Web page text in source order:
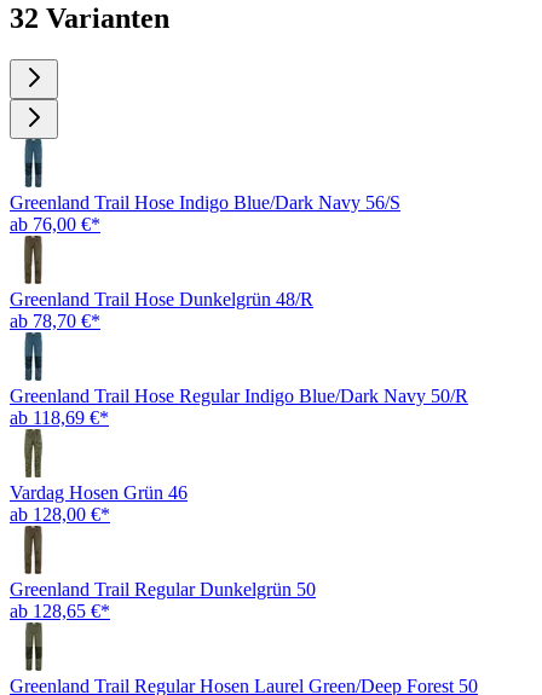
32 Varianten
Greenland Trail Hose Indigo Blue/Dark Navy 56/S
ab 76,00 €*
Greenland Trail Hose Dunkelgrün 48/R
ab 78,70 €*
Greenland Trail Hose Regular Indigo Blue/Dark Navy 50/R
ab 118,69 €*
Vardag Hosen Grün 46
ab 128,00 €*
Greenland Trail Regular Dunkelgrün 50
ab 128,65 €*
Greenland Trail Regular Hosen Laurel Green/Deep Forest 50